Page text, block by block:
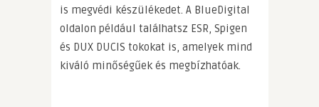
is megvédi készülékedet. A BlueDigital
oldalon például találhatsz ESR, Spigen
és DUX DUCIS tokokat is, amelyek mind
kiváló minőségűek és megbízhatóak.